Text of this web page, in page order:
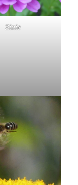
Zinie